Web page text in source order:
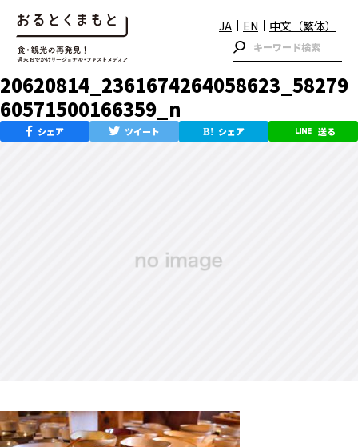
JA EN 中文（繁体）
20620814_2361674264058623_58279
60571500166359_n
シェア ツイート シェア 送る